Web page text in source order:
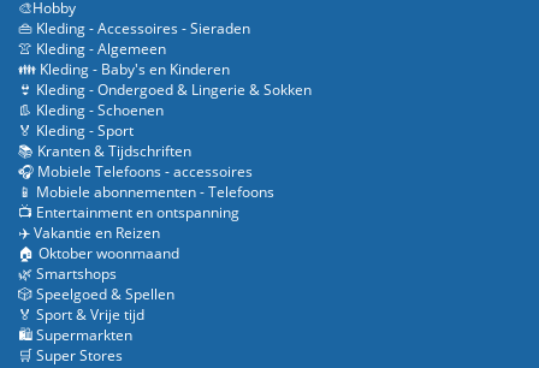
🎨Hobby
👜 Kleding - Accessoires - Sieraden
👚 Kleding - Algemeen
👪 Kleding - Baby's en Kinderen
👙 Kleding - Ondergoed & Lingerie & Sokken
👢 Kleding - Schoenen
🏅 Kleding - Sport
📚 Kranten & Tijdschriften
🎧 Mobiele Telefoons - accessoires
📱 Mobiele abonnementen - Telefoons
📺 Entertainment en ontspanning
✈️ Vakantie en Reizen
🏠 Oktober woonmaand
🌿 Smartshops
🎲 Speelgoed & Spellen
🏅 Sport & Vrije tijd
🛍️ Supermarkten
🛒 Super Stores